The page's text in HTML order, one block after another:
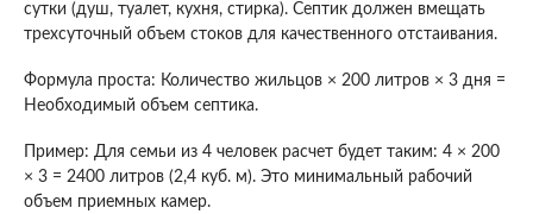
сутки (душ, туалет, кухня, стирка). Септик должен вмещать
трехсуточный объем стоков для качественного отстаивания.
Формула проста: Количество жильцов × 200 литров × 3 дня =
Необходимый объем септика.
Пример: Для семьи из 4 человек расчет будет таким: 4 × 200
× 3 = 2400 литров (2,4 куб. м). Это минимальный рабочий
объем приемных камер.